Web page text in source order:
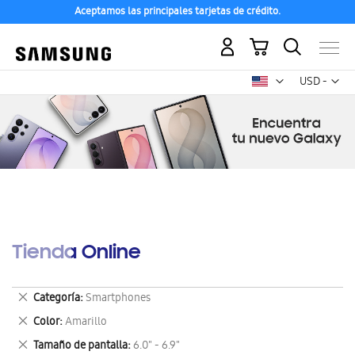
Aceptamos las principales tarjetas de crédito.
USD -
dólar
Mi carrito
Tienda Online
Categoría Smartphones
Eliminar
este
artículo
Color Amarillo
Eliminar
este
Tamaño de pantalla 6.0" - 6.9"
Eliminar